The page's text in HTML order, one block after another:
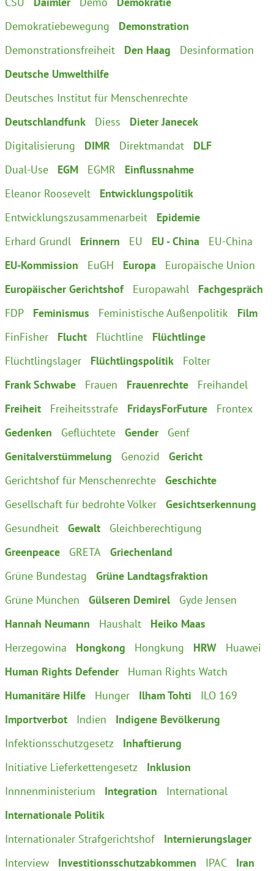
Demokratiebewegung
Demonstration
Demonstrationsfreiheit
Den Haag
Desinformation
Deutsche Umwelthilfe
Deutsches Institut für Menschenrechte
Deutschlandfunk
Diess
Dieter Janecek
Digitalisierung
DIMR Direktmandat
DLF
Dual-Use
EGM EGMR
Einflussnahme
Eleanor Roosevelt
Entwicklungspolitik
Entwicklungszusammenarbeit
Epidemie
Erhard Grundl
Erinnern EU EU - China
EU-China
EU-Kommission
EuGH Europa
Europäische Union
Europäischer Gerichtshof
Europawahl
Fachgespräch
FDP
Feminismus Feministische Außenpolitik
Film
FinFisher
Flucht Flüchtline
Flüchtlinge
Flüchtlingslager
Flüchtlingspolitik
Folter
Frank Schwabe
Frauen Frauenrechte
Freihandel
Freiheit
Freiheitsstrafe FridaysForFuture
Frontex
Gedenken
Geflüchtete Gender
Genf
Genitalverstümmelung
Genozid
Gericht
Gerichtshof für Menschenrechte
Geschichte
Gesellschaft für bedrohte Völker
Gesichtserkennung
Gesundheit
Gewalt
Gleichberechtigung
Greenpeace
GRETA
Griechenland
Grüne Bundestag
Grüne Landtagsfraktion
Grüne München
Gülseren Demirel
Gyde Jensen
Hannah Neumann
Haushalt
Heiko Maas
Herzegowina
Hongkong Hongkung HRW
Huawei
Human Rights Defender
Human Rights Watch
Humanitäre Hilfe
Hunger Ilham Tohti
ILO 169
Importverbot
Indien
Indigene Bevölkerung
Infektionsschutzgesetz
Inhaftierung
Initiative Lieferkettengesetz
Inklusion
Innnenministerium
Integration
International
Internationale Politik
Internationaler Strafgerichtshof
Internierungslager
Interview
Investitionsschutzabkommen IPAC
Iran